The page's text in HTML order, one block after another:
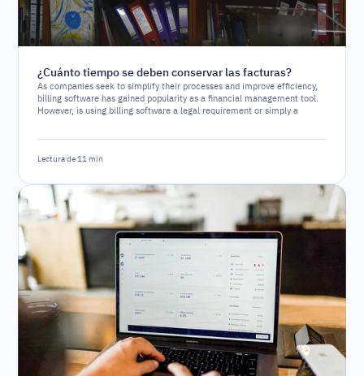
¿Cuánto tiempo se deben conservar las facturas?
As companies seek to simplify their processes and improve efficiency,
billing software has gained popularity as a financial management tool.
However, is using billing software a legal requirement or simply a
Lectura de 11 min